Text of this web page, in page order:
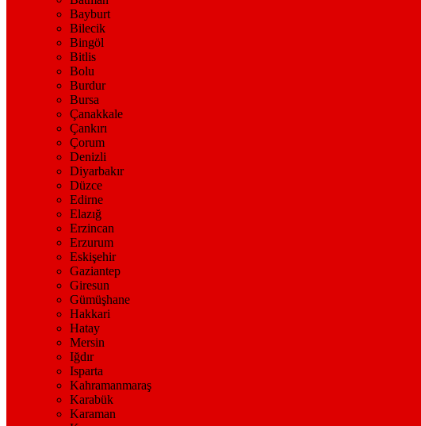
Bayburt
Bilecik
Bingöl
Bitlis
Bolu
Burdur
Bursa
Çanakkale
Çankırı
Çorum
Denizli
Diyarbakır
Düzce
Edirne
Elazığ
Erzincan
Erzurum
Eskişehir
Gaziantep
Giresun
Gümüşhane
Hakkari
Hatay
Mersin
Iğdır
Isparta
Kahramanmaraş
Karabük
Karaman